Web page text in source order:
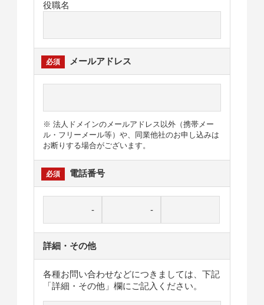
役職名
メールアドレス
※ 法人ドメインのメールアドレス以外（携帯メー
ル・フリーメール等）や、同業他社のお申し込みは
お断りする場合がございます。
電話番号
詳細・その他
各種お問い合わせなどにつきましては、下記
「詳細・その他」欄にご記入ください。